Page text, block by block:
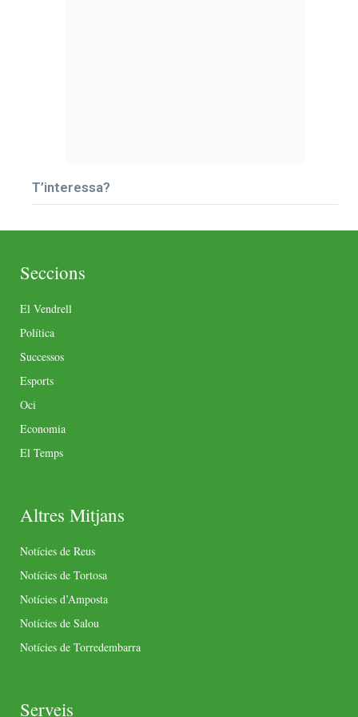
T’interessa?
Seccions
El Vendrell
Política
Successos
Esports
Oci
Economia
El Temps
Altres Mitjans
Notícies de Reus
Notícies de Tortosa
Notícies d’Amposta
Notícies de Salou
Notícies de Torredembarra
Serveis